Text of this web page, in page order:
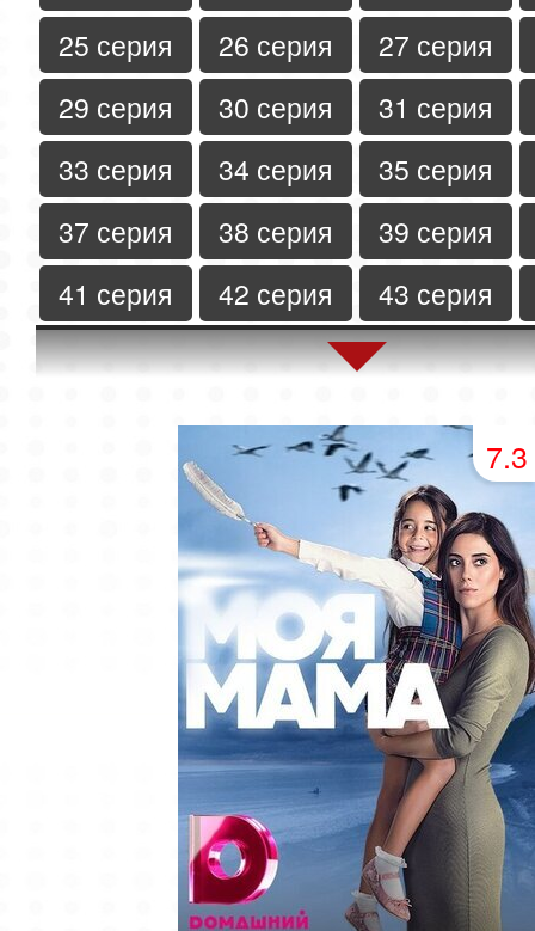
25 серия
26 серия
27 серия
29 серия
30 серия
31 серия
33 серия
34 серия
35 серия
37 серия
38 серия
39 серия
41 серия
42 серия
43 серия
45 серия
46 серия
47 серия
50 серия
51 серия
54 серия
55 серия
58 серия
59 серия
62 серия
63 серия
66 серия
67 серия
70 серия
71 серия
74 серия
75 серия
78 серия
79 серия
82 серия 83 серия
7.3